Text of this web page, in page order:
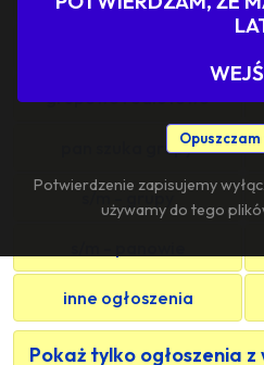
Potwierdzenie zapisujemy
używamy do tego
grupowo i odlotowo
pan szuka grupy
s/m - grupy
inne ogłoszenia
Pokaż tylko ogłoszenia